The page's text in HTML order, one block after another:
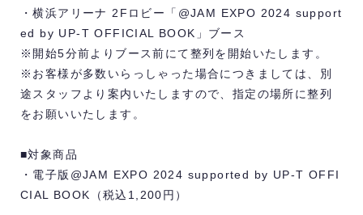
・横浜アリーナ 2Fロビー「@JAM EXPO 2024 support
ed by UP-T OFFICIAL BOOK」ブース
※開始5分前よりブース前にて整列を開始いたします。
※お客様が多数いらっしゃった場合につきましては、別
途スタッフより案内いたしますので、指定の場所に整列
をお願いいたします。
■対象商品
・電子版@JAM EXPO 2024 supported by UP-T OFFI
CIAL BOOK（税込1,200円）